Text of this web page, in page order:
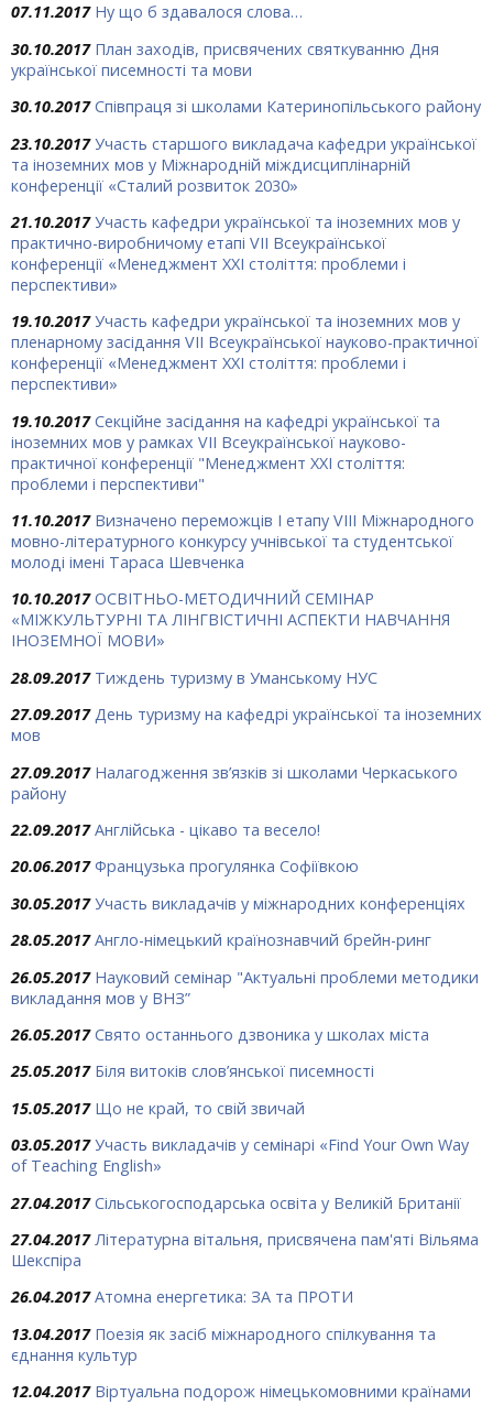
07.11.2017 Ну що б здавалося слова…
30.10.2017 План заходів, присвячених святкуванню Дня
української писемності та мови
30.10.2017 Співпраця зі школами Катеринопільського району
23.10.2017 Участь старшого викладача кафедри української
та іноземних мов у Міжнародній міждисциплінарній
конференції «Сталий розвиток 2030»
21.10.2017 Участь кафедри української та іноземних мов у
практично-виробничому етапі VII Всеукраїнської
конференції «Менеджмент ХХІ століття: проблеми і
перспективи»
19.10.2017 Участь кафедри української та іноземних мов у
пленарному засідання VII Всеукраїнської науково-практичної
конференції «Менеджмент ХХІ століття: проблеми і
перспективи»
19.10.2017 Секційне засідання на кафедрі української та
іноземних мов у рамках VІІ Всеукраїнської науково-
практичної конференції "Менеджмент ХХІ століття:
проблеми і перспективи"
11.10.2017 Визначено переможців І етапу VIII Міжнародного
мовно-літературного конкурсу учнівської та студентської
молоді імені Тараса Шевченка
10.10.2017 ОСВІТНЬО-МЕТОДИЧНИЙ СЕМІНАР
«МІЖКУЛЬТУРНІ ТА ЛІНГВІСТИЧНІ АСПЕКТИ НАВЧАННЯ
ІНОЗЕМНОЇ МОВИ»
28.09.2017 Тиждень туризму в Уманському НУС
27.09.2017 День туризму на кафедрі української та іноземних
мов
27.09.2017 Налагодження зв’язків зі школами Черкаського
району
22.09.2017 Англійська - цікаво та весело!
20.06.2017 Французька прогулянка Софіївкою
30.05.2017 Участь викладачів у міжнародних конференціях
28.05.2017 Англо-німецький країнознавчий брейн-ринг
26.05.2017 Науковий семінар "Актуальні проблеми методики
викладання мов у ВНЗ”
26.05.2017 Свято останнього дзвоника у школах міста
25.05.2017 Біля витоків слов’янської писемності
15.05.2017 Що не край, то свій звичай
03.05.2017 Участь викладачів у семінарі «Find Your Own Way
of Teaching English»
27.04.2017 Сільськогосподарська освіта у Великій Британії
27.04.2017 Літературна вітальня, присвячена пам'яті Вільяма
Шекспіра
26.04.2017 Атомна енергетика: ЗА та ПРОТИ
13.04.2017 Поезія як засіб міжнародного спілкування та
єднання культур
12.04.2017 Віртуальна подорож німецькомовними країнами